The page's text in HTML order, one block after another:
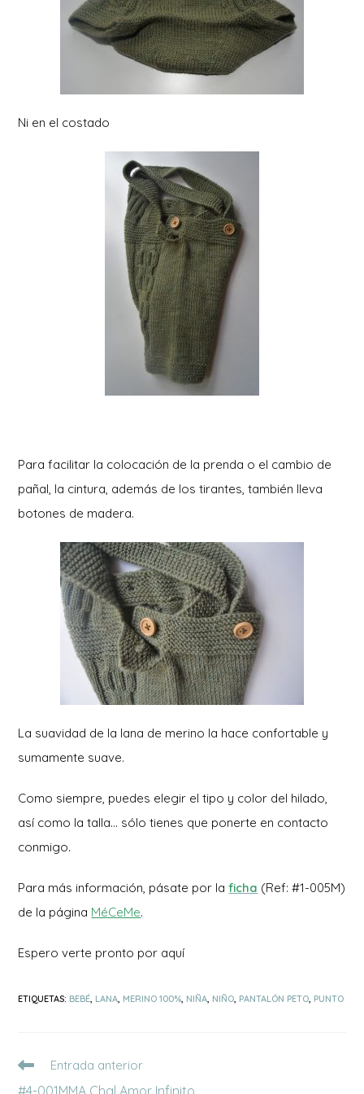
Ni en el costado
Para facilitar la colocación de la prenda o el cambio de
pañal, la cintura, además de los tirantes, también lleva
botones de madera.
La suavidad de la lana de merino la hace confortable y
sumamente suave.
Como siempre, puedes elegir el tipo y color del hilado,
así como la talla… sólo tienes que ponerte en contacto
conmigo.
Para más información, pásate por laficha (Ref: #1-005M)
de la página MéCeMe.
Espero verte pronto por aquí
ETIQUETAS: BEBÉ, LANA, MERINO 100%, NIÑA, NIÑO, PANTALÓN PETO, PUNTO
Leer
Entrada anterior
#4-001MMA Chal Amor Infinito